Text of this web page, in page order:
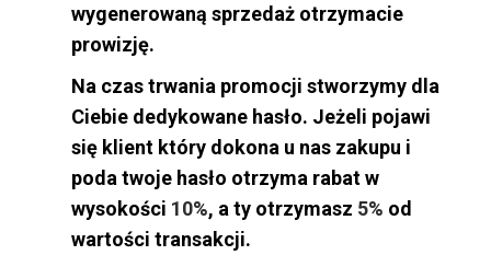
wygenerowaną sprzedaż otrzymacie
prowizję.
Na czas trwania promocji stworzymy dla
Ciebie dedykowane hasło. Jeżeli pojawi
się klient który dokona u nas zakupu i
poda twoje hasło otrzyma rabat w
wysokości 10%, a ty otrzymasz 5% od
wartości transakcji.